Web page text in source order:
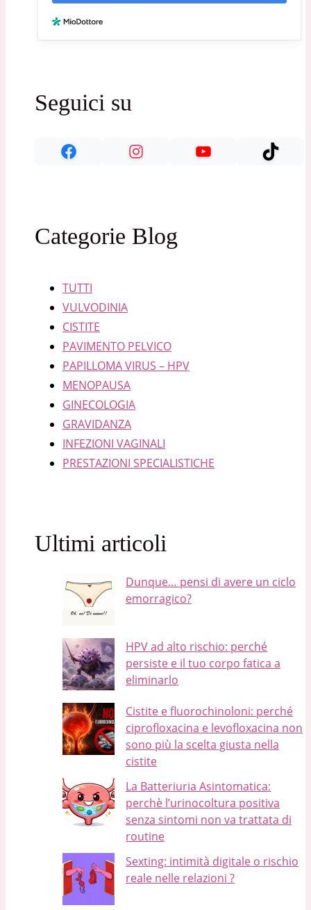
Seguici su
Categorie Blog
TUTTI
VULVODINIA
CISTITE
PAVIMENTO PELVICO
PAPILLOMA VIRUS – HPV
MENOPAUSA
GINECOLOGIA
GRAVIDANZA
INFEZIONI VAGINALI
PRESTAZIONI SPECIALISTICHE
Ultimi articoli
Dunque… pensi di avere un ciclo
emorragico?
HPV ad alto rischio: perché
persiste e il tuo corpo fatica a
eliminarlo
Cistite e fluorochinoloni: perché
ciprofloxacina e levofloxacina non
sono più la scelta giusta nella
cistite
La Batteriuria Asintomatica:
perchè l’urinocoltura positiva
senza sintomi non va trattata di
routine
Sexting: intimità digitale o rischio
reale nelle relazioni ?